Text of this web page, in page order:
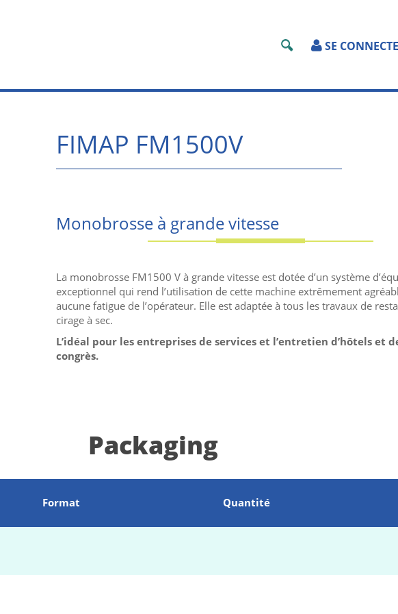
SE
FIMAP FM1500V
Monobrosse à grande vitesse
La monobrosse FM1500 V à grande vitesse est dotée d’un système
exceptionnel qui rend l’utilisation de cette machine extrêmement
aucune fatigue de l’opérateur. Elle est adaptée à tous les travaux de
cirage à sec.
L’idéal pour les entreprises de services et l’entretien d’hôtels et
congrès.
Packaging
Format Quantité